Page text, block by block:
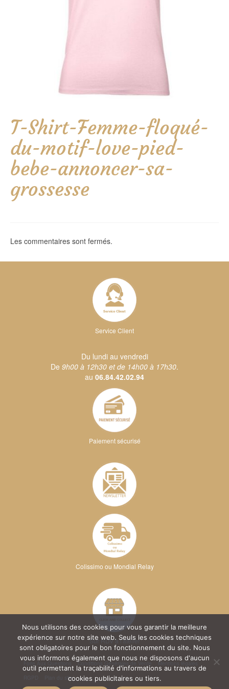
T-Shirt-Femme-floqué-
du-motif-love-pied-
bebe-annoncer-sa-
grossesse
Les commentaires sont fermés.
Service Client
Du lundi au vendredi
De 9h00 à 12h30 et de 14h00 à 17h30.
au 06.84.42.02.94
Paiement sécurisé
Colissimo ou Mondial Relay
Sur RDV à l'atelier
Conditions Générales de Vente
Mentions légales
Plan du site
Nous utilisons des cookies pour vous garantir la meilleure
expérience sur notre site web. Seuls les cookies techniques
sont obligatoires pour le bon fonctionnement du site. Nous
vous informons également que nous ne disposons d'aucun
outil permettant la traçabilité d'informations au travers de
cookies publicitaires ou tiers.